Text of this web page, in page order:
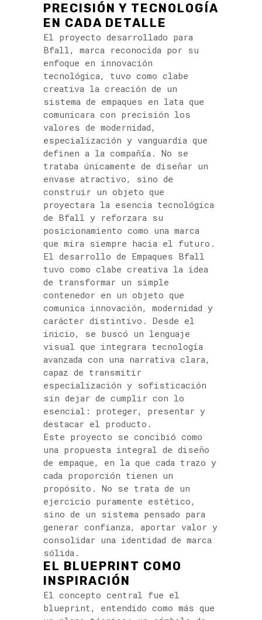
PRECISIÓN Y TECNOLOGÍA
EN CADA DETALLE
El proyecto desarrollado para
Bfall, marca reconocida por su
enfoque en innovación
tecnológica, tuvo como clabe
creativa la creación de un
sistema de empaques en lata que
comunicara con precisión los
valores de modernidad,
especialización y vanguardia que
definen a la compañía. No se
trataba únicamente de diseñar un
envase atractivo, sino de
construir un objeto que
proyectara la esencia tecnológica
de Bfall y reforzara su
posicionamiento como una marca
que mira siempre hacia el futuro.
El desarrollo de Empaques Bfall
tuvo como clabe creativa la idea
de transformar un simple
contenedor en un objeto que
comunica innovación, modernidad y
carácter distintivo. Desde el
inicio, se buscó un lenguaje
visual que integrara tecnología
avanzada con una narrativa clara,
capaz de transmitir
especialización y sofisticación
sin dejar de cumplir con lo
esencial: proteger, presentar y
destacar el producto.
Este proyecto se concibió como
una propuesta integral de diseño
de empaque, en la que cada trazo y
cada proporción tienen un
propósito. No se trata de un
ejercicio puramente estético,
sino de un sistema pensado para
generar confianza, aportar valor y
consolidar una identidad de marca
sólida.
EL BLUEPRINT COMO
INSPIRACIÓN
El concepto central fue el
blueprint, entendido como más que